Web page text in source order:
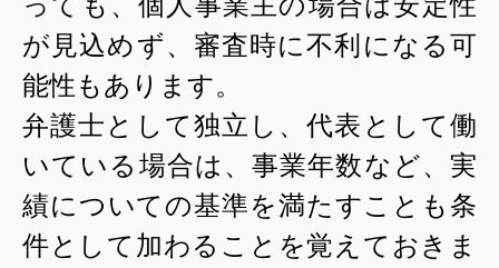
が見込めず、審査時に不利になる可
能性もあります。
弁護士として独立し、代表として働
いている場合は、事業年数など、実
績についての基準を満たすことも条
件として加わることを覚えておきま